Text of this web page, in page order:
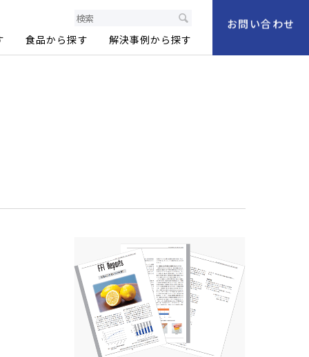
食品から探す 解決事例から探す
お問い合わせ